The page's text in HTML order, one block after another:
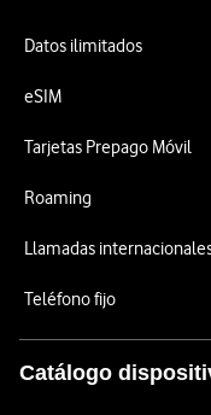
Datos ilimitados
eSIM
Tarjetas Prepago Móvil
Roaming
Llamadas
Teléfono fijo
Catálogo